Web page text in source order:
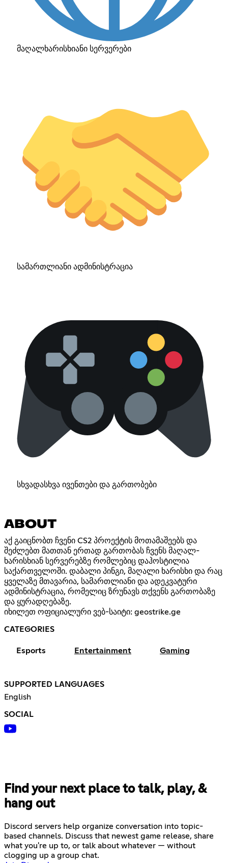
მაღალხარისხიანი სერვერები
სამართლიანი ადმინისტრაცია
სხვადასხვა ივენთები და გართობები
ABOUT
აქ გაიცნობთ ჩვენი CS2 პროექტის მოთამაშეებს და
შეძლებთ მათთან ერთად გართობას ჩვენს მაღალ-
ხარისხიან სერვერებზე რომლებიც დაჰოსტილია
საქართველოში. დაბალი პინგი, მაღალი ხარისხი და რაც
ყველაზე მთავარია, სამართლიანი და ადეკვატური
ადმინისტრაცია, რომელიც ზრუნავს თქვენს გართობაზე
და ყურადღებაზე.
იხილეთ ოფიციალური ვებ-საიტი: geostrike.ge
CATEGORIES
Esports Entertainment Gaming
SUPPORTED LANGUAGES
English
SOCIAL
Find your next place to talk, play, &
hang out
Discord servers help organize conversation into topic-
based channels. Discuss that newest game release, share
what you're up to, or talk about whatever — without
clogging up a group chat.